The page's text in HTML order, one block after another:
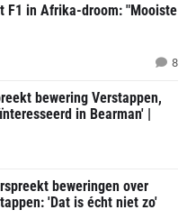
F1 in Afrika-droom: "Mooiste
8
bewering Verstappen,
in Bearman' |
beweringen over
'Dat is écht niet zo'